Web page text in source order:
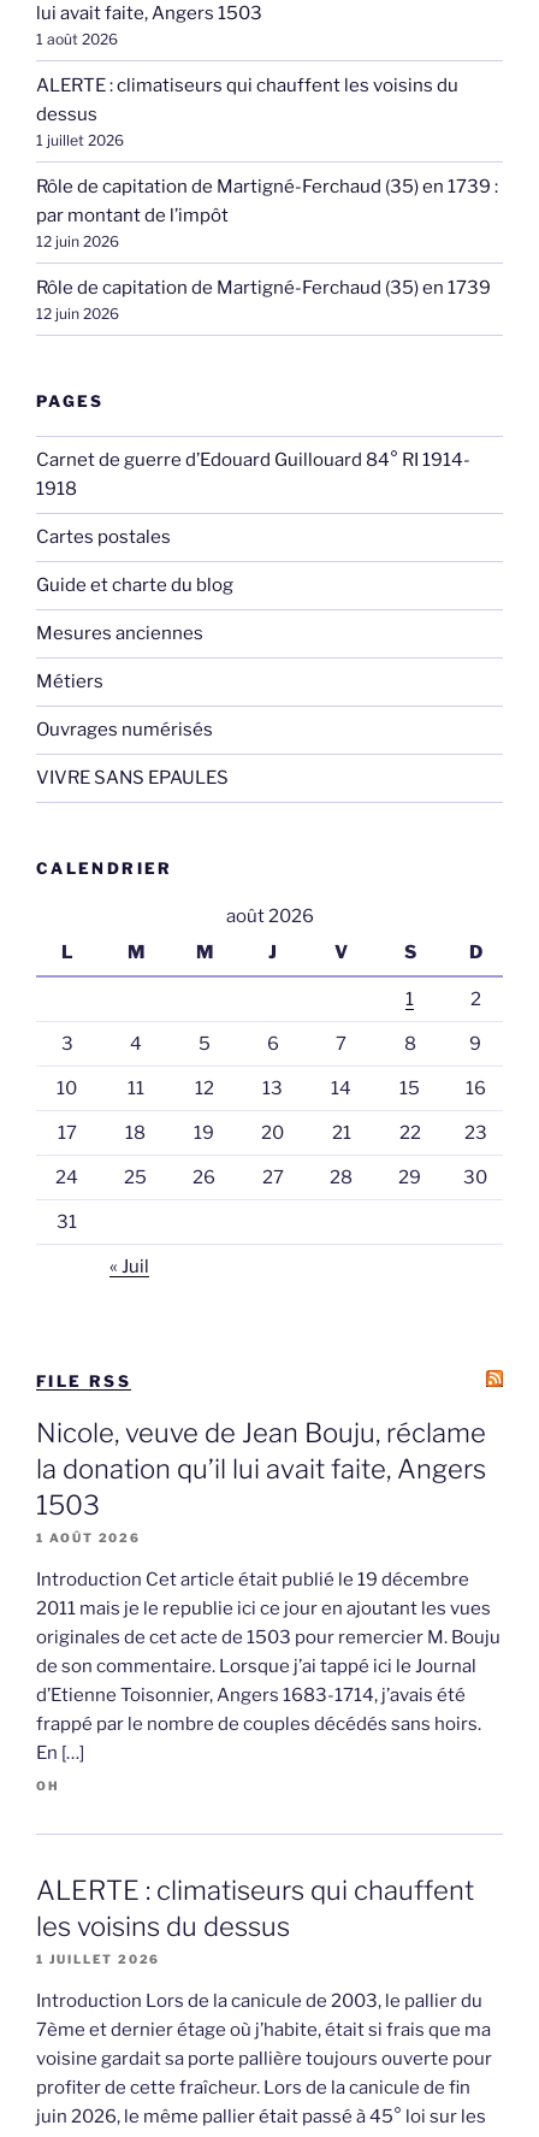
lui avait faite, Angers 1503
1 août 2026
ALERTE : climatiseurs qui chauffent les voisins du
dessus
1 juillet 2026
Rôle de capitation de Martigné-Ferchaud (35) en 1739 :
par montant de l’impôt
12 juin 2026
Rôle de capitation de Martigné-Ferchaud (35) en 1739
12 juin 2026
PAGES
Carnet de guerre d’Edouard Guillouard 84° RI 1914-
1918
Cartes postales
Guide et charte du blog
Mesures anciennes
Métiers
Ouvrages numérisés
VIVRE SANS EPAULES
CALENDRIER
août 2026
L
M M J V S D
1 2
3 4 5 6 7 8 9
10 11 12 13 14 15 16
17 18 19 20 21 22 23
24 25 26 27 28 29 30
31
« Juil
FILE RSS
Nicole, veuve de Jean Bouju, réclame
la donation qu’il lui avait faite, Angers
1503
1 AOÛT 2026
Introduction Cet article était publié le 19 décembre
2011 mais je le republie ici ce jour en ajoutant les vues
originales de cet acte de 1503 pour remercier M. Bouju
de son commentaire. Lorsque j’ai tappé ici le Journal
d’Etienne Toisonnier, Angers 1683-1714, j’avais été
frappé par le nombre de couples décédés sans hoirs.
En […]
OH
ALERTE : climatiseurs qui chauffent
les voisins du dessus
1 JUILLET 2026
Introduction Lors de la canicule de 2003, le pallier du
7ème et dernier étage où j’habite, était si frais que ma
voisine gardait sa porte pallière toujours ouverte pour
profiter de cette fraîcheur. Lors de la canicule de fin
juin 2026, le même pallier était passé à 45° loi sur les